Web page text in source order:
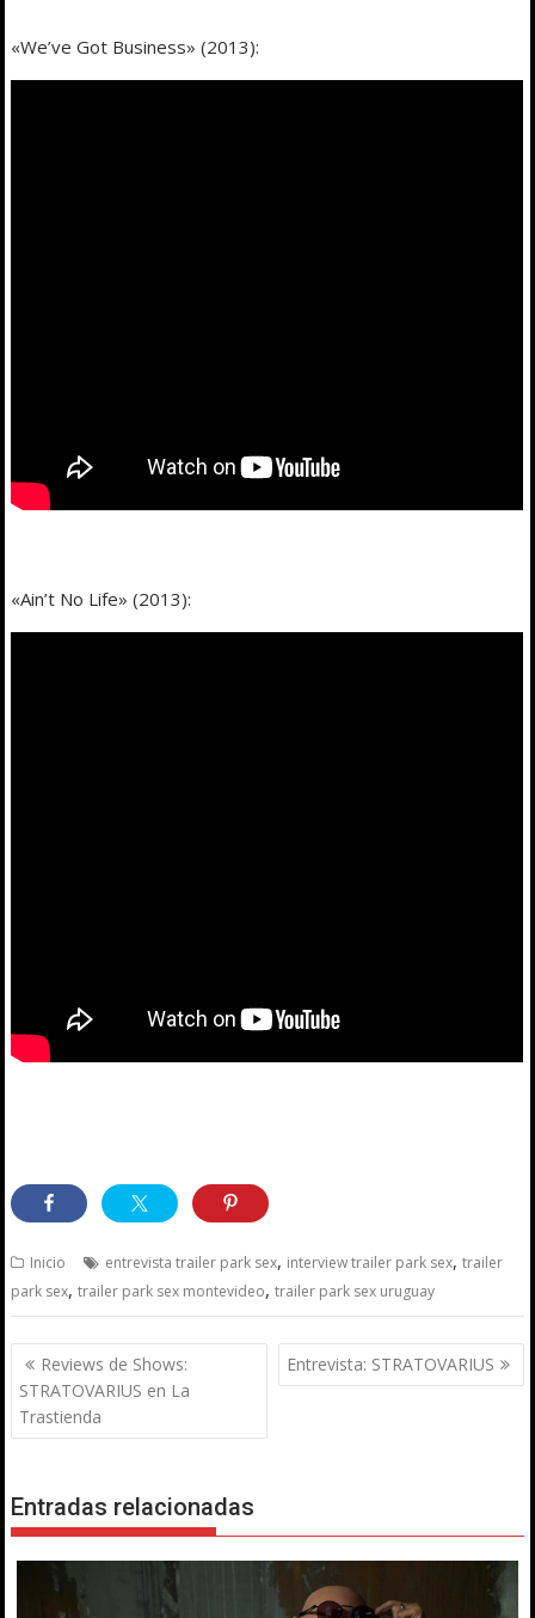
«We’ve Got Business» (2013):
«Ain’t No Life» (2013):
Inicio entrevista trailer park sex, interview trailer park sex,trailer
park sex,trailer park sex montevideo,trailer park sex uruguay
Navegación
de
entradas
Reviews de Shows:
STRATOVARIUS en La
Trastienda
Entrevista: STRATOVARIUS
Entradas relacionadas